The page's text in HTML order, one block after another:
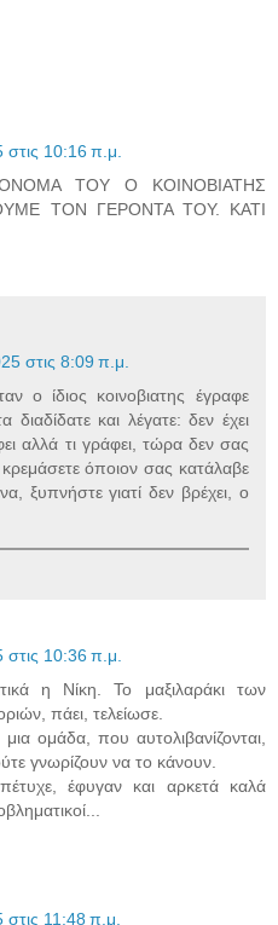
10:16 π.μ.
ΤΟΥ Ο ΚΟΙΝΟΒΙΑΤΗΣ
ΤΟΝ ΓΕΡΟΝΤΑ ΤΟΥ. ΚΑΤΙ
στις 8:09 π.μ.
ο ίδιος κοινοβιατης έγραφε
διαδίδατε και λέγατε: δεν έχει
αλλά τι γράφει, τώρα δεν σας
κρεμάσετε όποιον σας κατάλαβε
ξυπνήστε γιατί δεν βρέχει, ο
10:36 π.μ.
η Νίκη. Το μαξιλαράκι των
πάει, τελείωσε.
ομάδα, που αυτολιβανίζονται,
γνωρίζουν να το κάνουν.
έφυγαν και αρκετά καλά
11:48 π.μ.